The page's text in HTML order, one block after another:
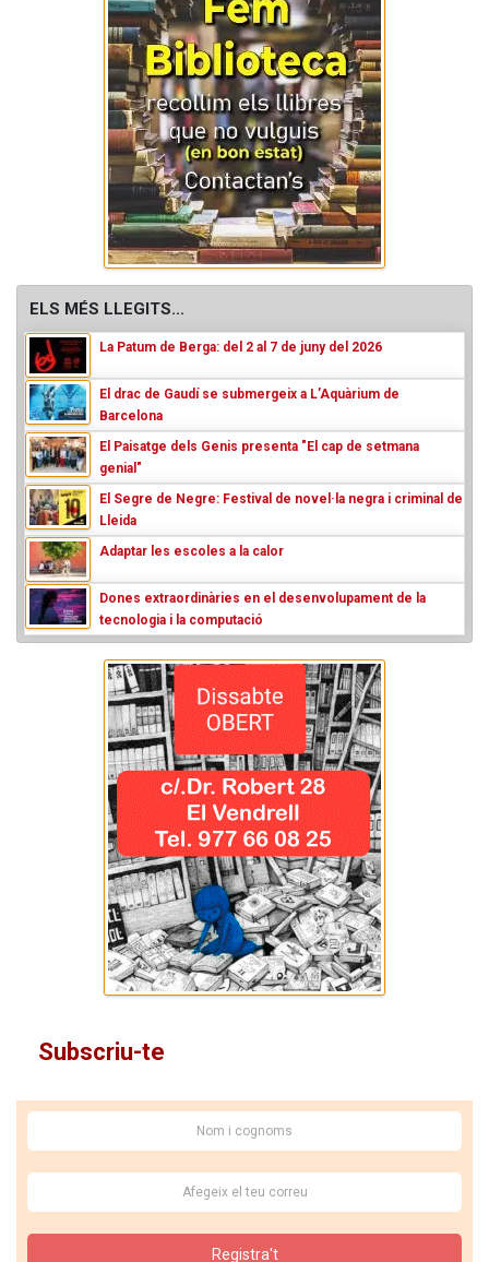
ELS MÉS LLEGITS...
La Patum de Berga: del 2 al 7 de juny del 2026
El drac de Gaudí se submergeix a L’Aquàrium de
Barcelona
El Paisatge dels Genis presenta "El cap de setmana
genial"
El Segre de Negre: Festival de novel·la negra i criminal de
Lleida
Adaptar les escoles a la calor
Dones extraordinàries en el desenvolupament de la
tecnologia i la computació
Subscriu-te
Registra't